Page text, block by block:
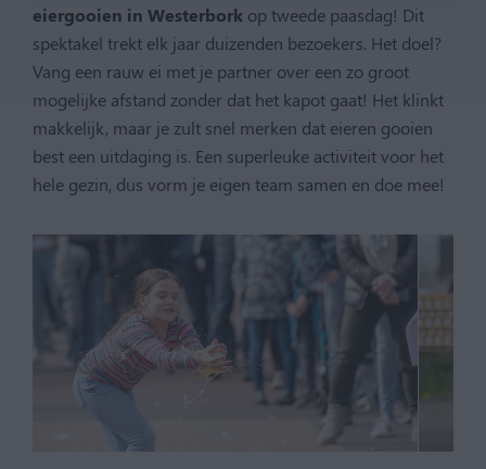
eiergooien in Westerbork op tweede paasdag! Dit
spektakel trekt elk jaar duizenden bezoekers. Het doel?
Vang een rauw ei met je partner over een zo groot
mogelijke afstand zonder dat het kapot gaat! Het klinkt
makkelijk, maar je zult snel merken dat eieren gooien
best een uitdaging is. Een superleuke activiteit voor het
hele gezin, dus vorm je eigen team samen en doe mee!